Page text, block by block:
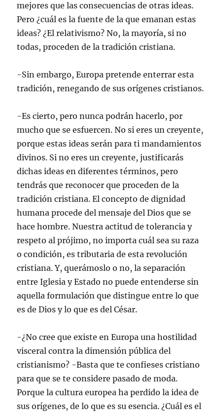
mejores que las consecuencias de otras ideas.
Pero ¿cuál es la fuente de la que emanan estas
ideas? ¿El relativismo? No, la mayoría, si no
todas, proceden de la tradición cristiana.
-Sin embargo, Europa pretende enterrar esta
tradición, renegando de sus orígenes cristianos.
-Es cierto, pero nunca podrán hacerlo, por
mucho que se esfuercen. No si eres un creyente,
porque estas ideas serán para ti mandamientos
divinos. Si no eres un creyente, justificarás
dichas ideas en diferentes términos, pero
tendrás que reconocer que proceden de la
tradición cristiana. El concepto de dignidad
humana procede del mensaje del Dios que se
hace hombre. Nuestra actitud de tolerancia y
respeto al prójimo, no importa cuál sea su raza
o condición, es tributaria de esta revolución
cristiana. Y, querámoslo o no, la separación
entre Iglesia y Estado no puede entenderse sin
aquella formulación que distingue entre lo que
es de Dios y lo que es del César.
-¿No cree que existe en Europa una hostilidad
visceral contra la dimensión pública del
cristianismo? -Basta que te confieses cristiano
para que se te considere pasado de moda.
Porque la cultura europea ha perdido la idea de
sus orígenes, de lo que es su esencia. ¿Cuál es el